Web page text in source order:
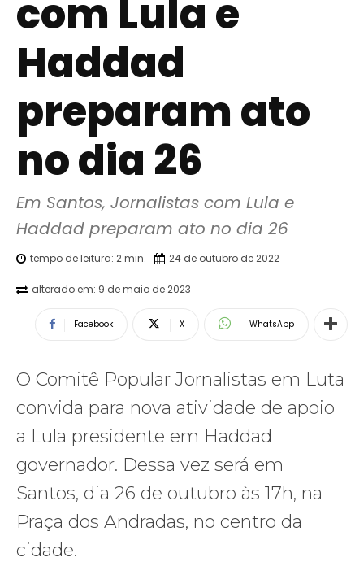
com Lula e
Haddad
preparam ato
no dia 26
Em Santos, Jornalistas com Lula e
Haddad preparam ato no dia 26
tempo de leitura: 2min. 24 de outubro de 2022
alterado em: 9 de maio de 2023
Facebook X WhatsApp
O Comitê Popular Jornalistas em Luta
convida para nova atividade de apoio
a Lula presidente em Haddad
governador. Dessa vez será em
Santos, dia 26 de outubro às 17h, na
Praça dos Andradas, no centro da
cidade.